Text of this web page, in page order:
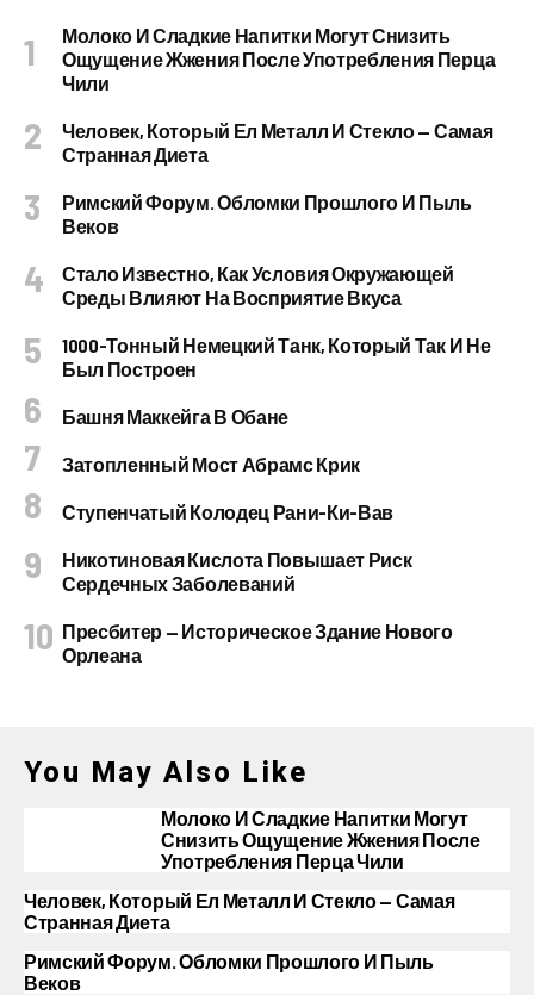
Молоко И Сладкие Напитки Могут Снизить
Ощущение Жжения После Употребления Перца
Чили
Человек, Который Ел Металл И Стекло — Самая
Странная Диета
Римский Форум. Обломки Прошлого И Пыль
Веков
Стало Известно, Как Условия Окружающей
Среды Влияют На Восприятие Вкуса
1000-Тонный Немецкий Танк, Который Так И Не
Был Построен
Башня Маккейга В Обане
Затопленный Мост Абрамс Крик
Ступенчатый Колодец Рани-Ки-Вав
Никотиновая Кислота Повышает Риск
Сердечных Заболеваний
Пресбитер — Историческое Здание Нового
Орлеана
You May Also Like
Молоко И Сладкие Напитки Могут
Снизить Ощущение Жжения После
Употребления Перца Чили
Человек, Который Ел Металл И Стекло — Самая
Странная Диета
Римский Форум. Обломки Прошлого И Пыль
Веков